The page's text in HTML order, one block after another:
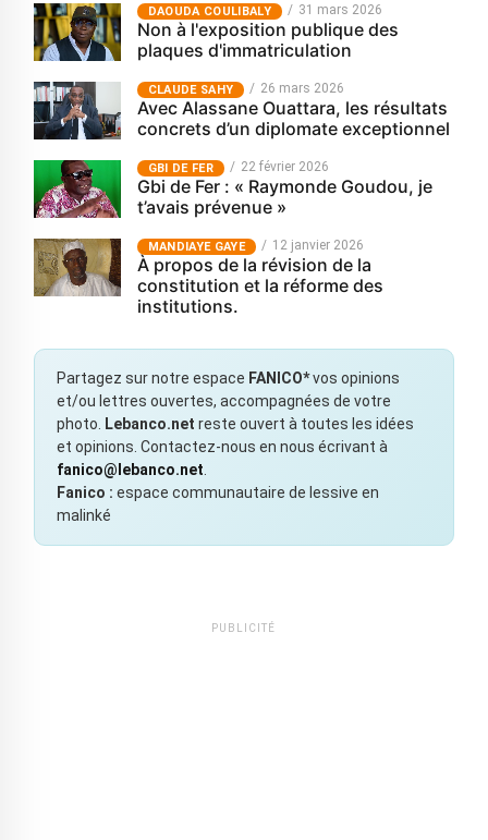
‎DAOUDA COULIBALY 31 mars 2026
Non à l'exposition publique des
plaques d'immatriculation
CLAUDE SAHY 26 mars 2026
Avec Alassane Ouattara, les résultats
concrets d’un diplomate exceptionnel
GBI DE FER 22 février 2026
Gbi de Fer : « Raymonde Goudou, je
t’avais prévenue »
MANDIAYE GAYE 12 janvier 2026
À propos de la révision de la
constitution et la réforme des
institutions.
Partagez sur notre espace FANICO*vos opinions
et/ou lettres ouvertes, accompagnées de votre
photo.
Lebanco.net reste ouvert à toutes les idées
et opinions. Contactez-nous en nous écrivant à
fanico@lebanco.net
Fanico : espace communautaire de lessive en
malinké
PUBLICITÉ